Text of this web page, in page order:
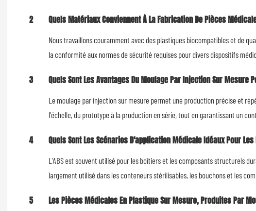
2 Quels Matériaux Conviennent À La Fabrication De Pièces
Nous travaillons couramment avec des plastiques biocompatibles et de
la conformité aux normes de sécurité requises pour divers dispositifs
3 Quels Sont Les Avantages Du Moulage Par Injection Sur Mesure
Le moulage par injection sur mesure permet une production précise et
l'échelle, du prototype à la production en série, tout en garantissant un
4 Quels Sont Les Scénarios D'application Médicale Idéaux Pour Les
L'ABS est souvent utilisé pour les boîtiers et les composants structurels
largement utilisé dans les conteneurs stérilisables, les bouchons et les
5 Les Pièces Médicales En Plastique Sur Mesure, Produites Par